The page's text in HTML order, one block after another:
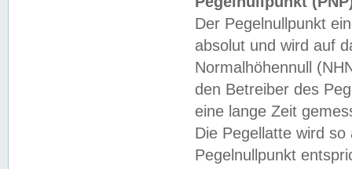
Der Pegelnullpunkt
absolut und wird auf
Normalhöhennull
den Betreiber des
eine lange Zeit
Die Pegellatte wird
Pegelnullpunkt